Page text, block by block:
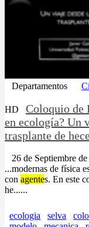
Departamentos
HD
Coloquio de
en ecología? Un
trasplante de
26 de Septiembre
...modernas de física
con agentes. En este
he......
ecologia selva